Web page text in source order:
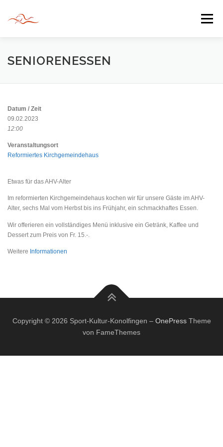
springen
Menü
HERZLICH WILLKOMMEN
INFORMATIONEN
SENIORENESSEN
Datum / Zeit
09.02.2023
12:00
Veranstaltungsort
Reformiertes Kirchgemeindehaus
Etwas für das AHV-Alter
Im reformierten Kirchgemeindehaus kochen wir für unsere Gäste im AHV-
Alter, sechs Mal vom Herbst bis ins Frühjahr, ein schmackhaftes Essen.
Wir offerieren ein vollständiges Menü inklusive ein Getränk, Kaffee und
Dessert zum Preis von Fr. 15.-.
Weitere Informationen
Copyright © 2026 Sport-Kultur-Konolfingen – OnePressTheme
von FameThemes